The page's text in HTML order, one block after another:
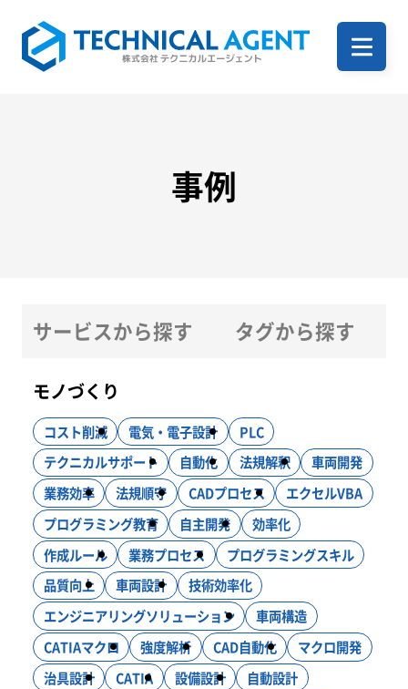
事例
ニュース
ブログ
新卒採用
キャリア採用
事例
サービスから探す タグから探す
ITサービス
システム開発 インフラ構築
コンサルティング
DXソリューション
モノづくり
設計・製作・試作
CAE解析・試験・評価
生産技術
設計効率化支援 電気・電子・PLC制御
モノづくり
コスト削減 電気・電子設計
PLC
テクニカルサポート
自動化 法規解釈
車両開発
業務効率
法規順守 CADプロセス
エクセルVBA
プログラミング教育
自主開発
効率化
作成ルール
業務プロセス
プログラミングスキル
品質向上
車両設計
技術効率化
エンジニアリングソリューション
車両構造
CATIAマクロ
強度解析 CAD自動化
マクロ開発
治具設計
CATIA 設備設計
自動設計